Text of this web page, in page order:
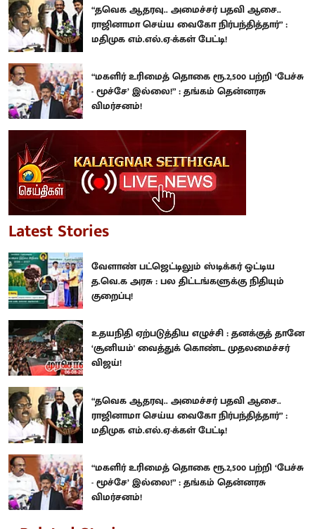
“தவெக ஆதரவு.. அமைச்சர் பதவி ஆசை..
ராஜினாமா செய்ய வைகோ நிர்பந்தித்தார்” :
மதிமுக எம்.எல்.ஏ-க்கள் பேட்டி!
“மகளிர் உரிமைத் தொகை ரூ.2,500 பற்றி ‘பேச்சு
- மூச்சே’ இல்லை!” : தங்கம் தென்னரசு
விமர்சனம்!
Latest Stories
வேளாண் பட்ஜெட்டிலும் ஸ்டிக்கர் ஒட்டிய
த.வெ.க அரசு : பல திட்டங்களுக்கு நிதியும்
குறைப்பு!
உதயநிதி ஏற்படுத்திய எழுச்சி : தனக்குத் தானே
‘சூனியம்' வைத்துக் கொண்ட முதலமைச்சர்
விஜய்!
“தவெக ஆதரவு.. அமைச்சர் பதவி ஆசை..
ராஜினாமா செய்ய வைகோ நிர்பந்தித்தார்” :
மதிமுக எம்.எல்.ஏ-க்கள் பேட்டி!
“மகளிர் உரிமைத் தொகை ரூ.2,500 பற்றி ‘பேச்சு
- மூச்சே’ இல்லை!” : தங்கம் தென்னரசு
விமர்சனம்!